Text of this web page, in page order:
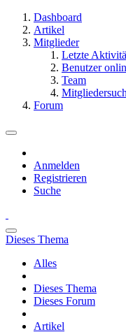
Dashboard
Artikel
Mitglieder
Letzte
Benutzer
Team
Forum
Anmelden
Registrieren
Suche
Dieses Thema
Alles
Dieses Thema
Dieses Forum
Artikel